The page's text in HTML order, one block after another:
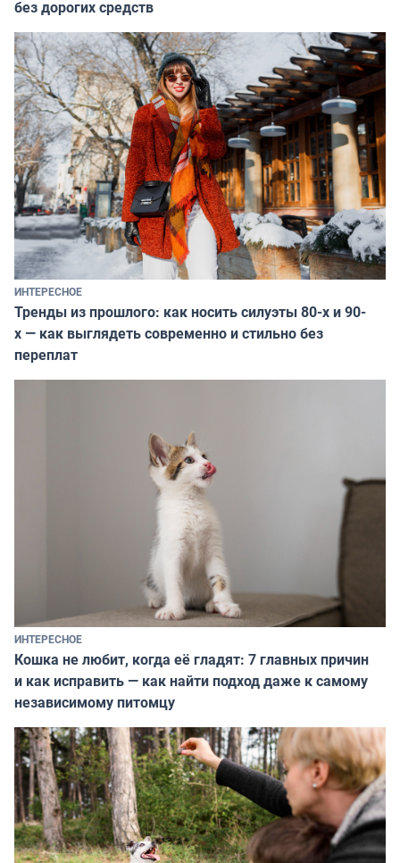
без дорогих средств
ИНТЕРЕСНОЕ
Тренды из прошлого: как носить силуэты 80-х и 90-
х — как выглядеть современно и стильно без
переплат
ИНТЕРЕСНОЕ
Кошка не любит, когда её гладят: 7 главных причин
и как исправить — как найти подход даже к самому
независимому питомцу